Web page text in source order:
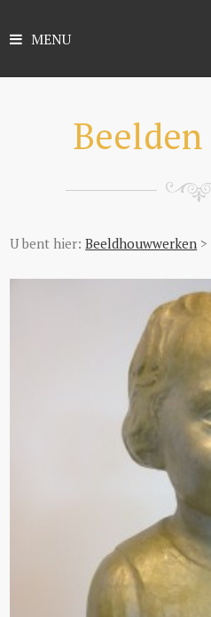
MENU
U bent hier:Beeldhouwwerken >